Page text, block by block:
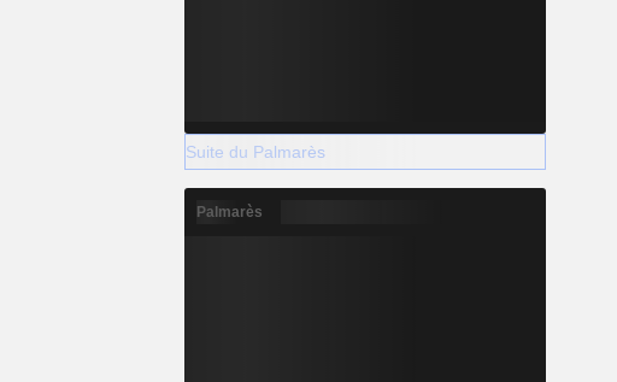
Suite du Palmarès
Palmarès